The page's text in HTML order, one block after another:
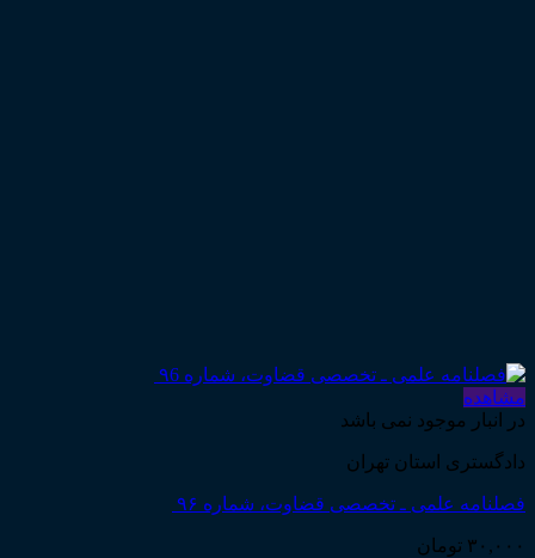
مشاهده
در انبار موجود نمی باشد
دادگستری استان تهران
فصلنامه علمی ـ تخصصی قضاوت، شماره ۹۶
۳۰,۰۰۰ تومان